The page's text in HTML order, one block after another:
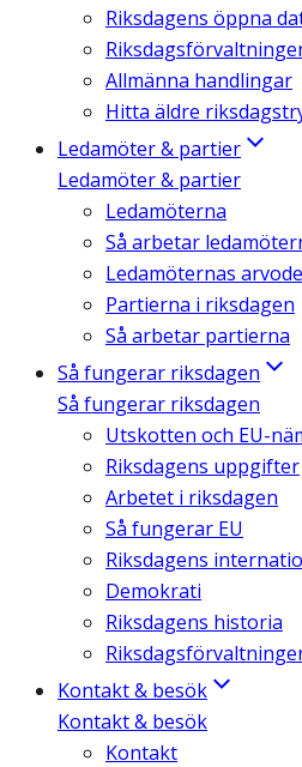
Riksdagens öppna
Allmänna handlingar
Hitta äldre
Ledamöter & partier
Ledamöter & partier
Ledamöterna
Så arbetar
Ledamöternas
Partierna i riksdagen
Så arbetar partierna
Så fungerar riksdagen
Så fungerar riksdagen
Utskotten och EU-
Riksdagens uppgifter
Arbetet i riksdagen
Så fungerar EU
Riksdagens
Demokrati
Riksdagens historia
Kontakt & besök
Kontakt & besök
Kontakt